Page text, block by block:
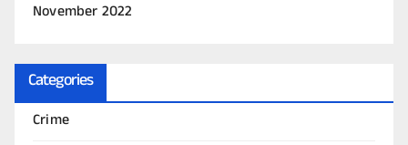
November 2022
Categories
Crime